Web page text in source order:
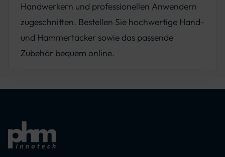
Handwerkern und professionellen Anwendern
zugeschnitten. Bestellen Sie hochwertige Hand-
und Hammertacker sowie das passende
Zubehör bequem online.